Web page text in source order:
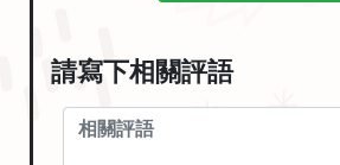
請寫下相關評語